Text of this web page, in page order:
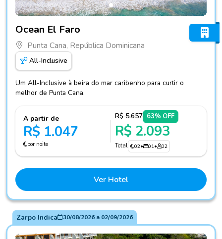
Ocean El Faro
Punta Cana, República Dominicana
All-Inclusive
Um All-Inclusive à beira do mar caribenho para curtir o
melhor de Punta Cana.
A partir de
R$ 1.047
por noite
R$ 5.657 63% OFF
R$ 2.093
Total 02• 01• 02
Ver Hotel
Zarpo Indica 30/08/2026a 02/09/2026